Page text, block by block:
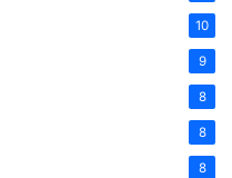
10
9
8
8
8